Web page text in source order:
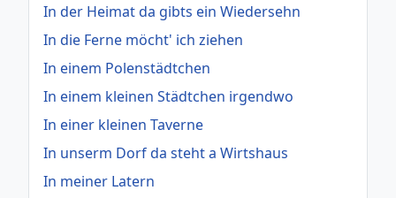
In der Heimat da gibts ein Wiedersehn
In die Ferne möcht' ich ziehen
In einem Polenstädtchen
In einem kleinen Städtchen irgendwo
In einer kleinen Taverne
In unserm Dorf da steht a Wirtshaus
In meiner Latern